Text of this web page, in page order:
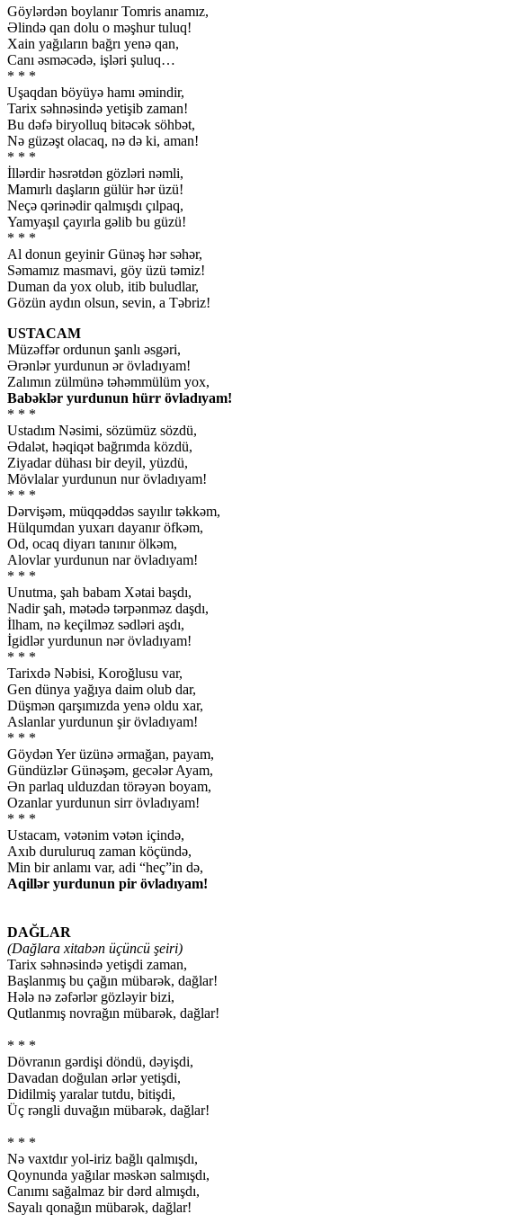
Göylərdən boylanır Tomris anamız,
Əlində qan dolu o məşhur tuluq!
Xain yağıların bağrı yenə qan,
Canı əsməcədə, işləri şuluq…
* * *
Uşaqdan böyüyə hamı əmindir,
Tarix səhnəsində yetişib zaman!
Bu dəfə biryolluq bitəcək söhbət,
Nə güzəşt olacaq, nə də ki, aman!
* * *
İllərdir həsrətdən gözləri nəmli,
Mamırlı daşların gülür hər üzü!
Neçə qərinədir qalmışdı çılpaq,
Yamyaşıl çayırla gəlib bu güzü!
* * *
Al donun geyinir Günəş hər səhər,
Səmamız masmavi, göy üzü təmiz!
Duman da yox olub, itib buludlar,
Gözün aydın olsun, sevin, a Təbriz!
USTACAM
Müzəffər ordunun şanlı əsgəri,
Ərənlər yurdunun ər övladıyam!
Zalımın zülmünə təhəmmülüm yox,
Babəklər yurdunun hürr övladıyam!
* * *
Ustadım Nəsimi, sözümüz sözdü,
Ədalət, həqiqət bağrımda közdü,
Ziyadar dühası bir deyil, yüzdü,
Mövlalar yurdunun nur övladıyam!
* * *
Dərvişəm, müqqəddəs sayılır təkkəm,
Hülqumdan yuxarı dayanır öfkəm,
Od, ocaq diyarı tanınır ölkəm,
Alovlar yurdunun nar övladıyam!
* * *
Unutma, şah babam Xətai başdı,
Nadir şah, mətədə tərpənməz daşdı,
İlham, nə keçilməz sədləri aşdı,
İgidlər yurdunun nər övladıyam!
* * *
Tarixdə Nəbisi, Koroğlusu var,
Gen dünya yağıya daim olub dar,
Düşmən qarşımızda yenə oldu xar,
Aslanlar yurdunun şir övladıyam!
* * *
Göydən Yer üzünə ərmağan, payam,
Gündüzlər Günəşəm, gecələr Ayam,
Ən parlaq ulduzdan törəyən boyam,
Ozanlar yurdunun sirr övladıyam!
* * *
Ustacam, vətənim vətən içində,
Axıb duruluruq zaman köçündə,
Min bir anlamı var, adi “heç”in də,
Aqillər yurdunun pir övladıyam!
DAĞLAR
(Dağlara xitabən üçüncü şeiri)
Tarix səhnəsində yetişdi zaman,
Başlanmış bu çağın mübarək, dağlar!
Hələ nə zəfərlər gözləyir bizi,
Qutlanmış novrağın mübarək, dağlar!
* * *
Dövranın gərdişi döndü, dəyişdi,
Davadan doğulan ərlər yetişdi,
Didilmiş yaralar tutdu, bitişdi,
Üç rəngli duvağın mübarək, dağlar!
* * *
Nə vaxtdır yol-iriz bağlı qalmışdı,
Qoynunda yağılar məskən salmışdı,
Canımı sağalmaz bir dərd almışdı,
Sayalı qonağın mübarək, dağlar!